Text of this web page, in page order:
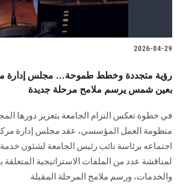
2026-04-29
رؤية متجددة وخطط طموحة… مجلس إدارة
بعين شمس يرسم ملامح مرحلة جديدة
في خطوة تعكس التزام الجامعة بتعزيز دورها
منظومة العمل المؤسسي، عقد مجلس إدارة مركز
اجتماعه برئاسة نائب رئيس الجامعة لشئون
لمناقشة عدد من الملفات الاستراتيجية المتعلقة
والخدمات، ورسم ملامح المرحلة المقبلة.